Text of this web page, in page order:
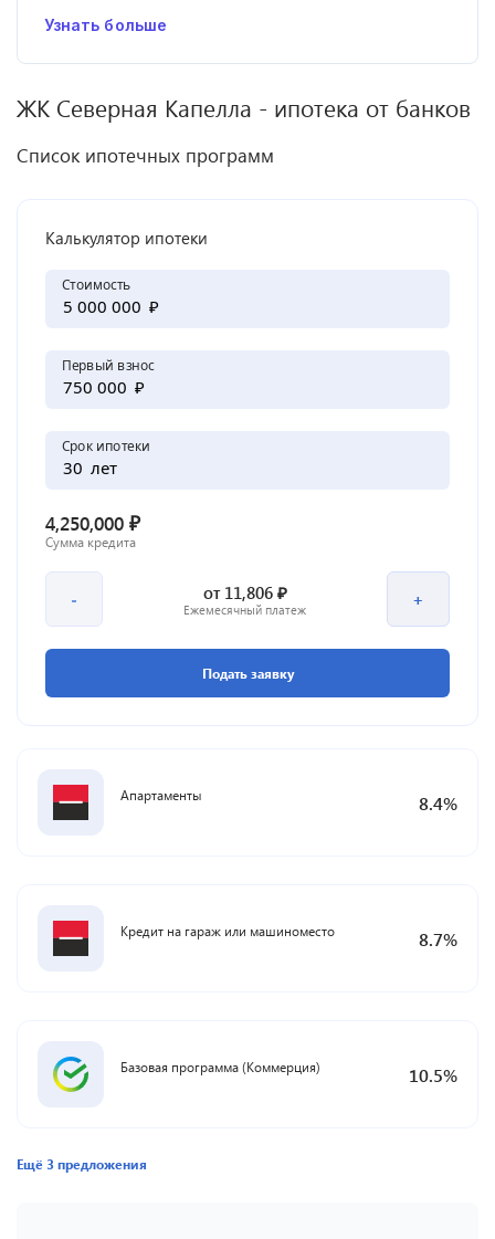
Узнать больше
ЖК Северная Капелла - ипотека от банков
Список ипотечных программ
Калькулятор ипотеки
Стоимость
₽
Первый взнос
₽
Срок ипотеки
лет
4,250,000 ₽
Сумма кредита
- от 11,806 ₽
Ежемесячный платеж +
Подать заявку
Апартаменты 8.4%
Кредит на гараж или машиноместо 8.7%
Базовая программа (Коммерция) 10.5%
Ещё3предложения